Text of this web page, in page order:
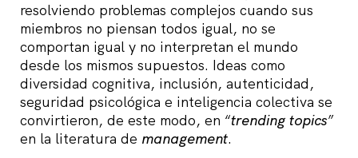
resolviendo problemas complejos cuando sus
miembros no piensan todos igual, no se
comportan igual y no interpretan el mundo
desde los mismos supuestos. Ideas como
diversidad cognitiva, inclusión, autenticidad,
seguridad psicológica e inteligencia colectiva se
convirtieron, de este modo, en “trending topics”
en la literatura de management.